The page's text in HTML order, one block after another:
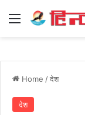
Menu
Home /देश
देश